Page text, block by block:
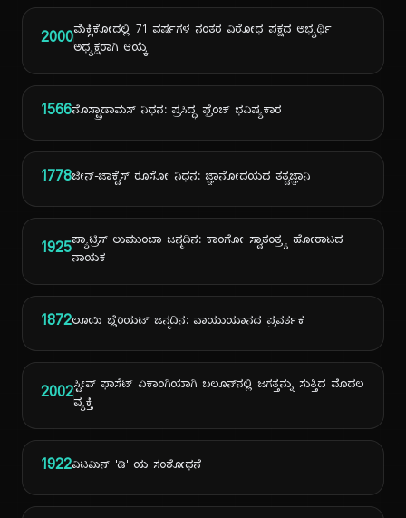
2000ಮೆಕ್ಸಿಕೋದಲ್ಲಿ 71 ವರ್ಷಗಳ ನಂತರ ವಿರೋಧ ಪಕ್ಷದ ಅಭ್ಯರ್ಥಿ
ಅಧ್ಯಕ್ಷರಾಗಿ ಆಯ್ಕೆ
1566ನೊಸ್ಟ್ರಾಡಾಮಸ್ ನಿಧನ: ಪ್ರಸಿದ್ಧ ಫ್ರೆಂಚ್ ಭವಿಷ್ಯಕಾರ
1778ಜೀನ್-ಜಾಕ್ವೆಸ್ ರೂಸೋ ನಿಧನ: ಜ್ಞಾನೋದಯದ ತತ್ವಜ್ಞಾನಿ
1925ಪ್ಯಾಟ್ರಿಸ್ ಲುಮುಂಬಾ ಜನ್ಮದಿನ: ಕಾಂಗೋ ಸ್ವಾತಂತ್ರ್ಯ ಹೋರಾಟದ
ನಾಯಕ
1872ಲೂಯಿ ಬ್ಲೆರಿಯಟ್ ಜನ್ಮದಿನ: ವಾಯುಯಾನದ ಪ್ರವರ್ತಕ
2002ಸ್ಟೀವ್ ಫಾಸೆಟ್ ಏಕಾಂಗಿಯಾಗಿ ಬಲೂನ್‌ನಲ್ಲಿ ಜಗತ್ತನ್ನು ಸುತ್ತಿದ ಮೊದಲ
ವ್ಯಕ್ತಿ
1922ವಿಟಮಿನ್ 'ಡಿ' ಯ ಸಂಶೋಧನೆ